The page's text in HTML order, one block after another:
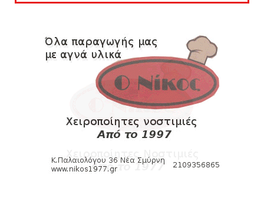
SLIDE
August 08, 2026
KARA TALKS
«Kara Talks»: Live εκπομπή την Δευτέρα
μετά το φιλικό Πανιών...
August 08, 2026
HEADLINES
Συμφωνία με Tαβάρες, ντύνεται στα
August 08, 2026